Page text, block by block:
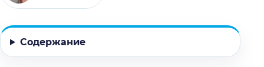
Содержание